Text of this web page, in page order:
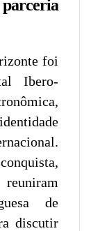
foi
Ibero-
reuniram
de
discutir